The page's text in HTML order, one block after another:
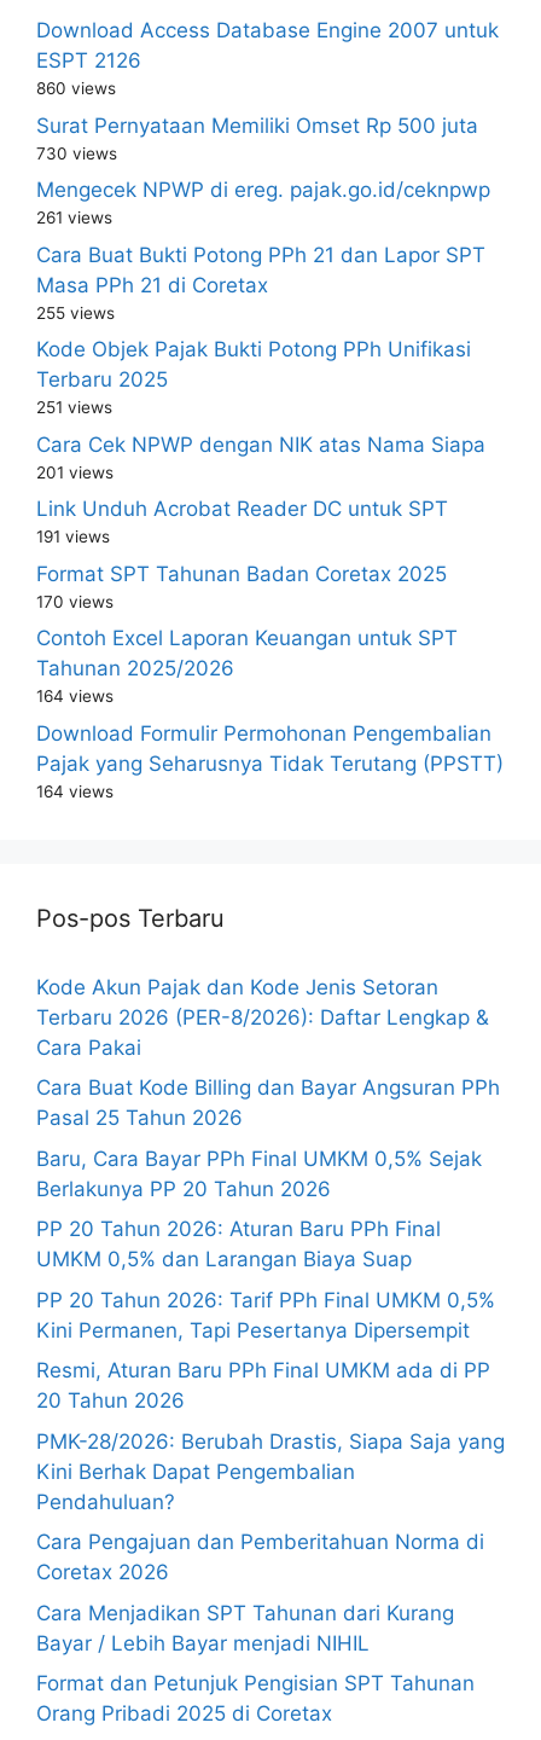
Download Access Database Engine 2007 untuk
ESPT 2126
860 views
Surat Pernyataan Memiliki Omset Rp 500 juta
730 views
Mengecek NPWP di ereg. pajak.go.id/ceknpwp
261 views
Cara Buat Bukti Potong PPh 21 dan Lapor SPT
Masa PPh 21 di Coretax
255 views
Kode Objek Pajak Bukti Potong PPh Unifikasi
Terbaru 2025
251 views
Cara Cek NPWP dengan NIK atas Nama Siapa
201 views
Link Unduh Acrobat Reader DC untuk SPT
191 views
Format SPT Tahunan Badan Coretax 2025
170 views
Contoh Excel Laporan Keuangan untuk SPT
Tahunan 2025/2026
164 views
Download Formulir Permohonan Pengembalian
Pajak yang Seharusnya Tidak Terutang (PPSTT)
164 views
Pos-pos Terbaru
Kode Akun Pajak dan Kode Jenis Setoran
Terbaru 2026 (PER-8/2026): Daftar Lengkap &
Cara Pakai
Cara Buat Kode Billing dan Bayar Angsuran PPh
Pasal 25 Tahun 2026
Baru, Cara Bayar PPh Final UMKM 0,5% Sejak
Berlakunya PP 20 Tahun 2026
PP 20 Tahun 2026: Aturan Baru PPh Final
UMKM 0,5% dan Larangan Biaya Suap
PP 20 Tahun 2026: Tarif PPh Final UMKM 0,5%
Kini Permanen, Tapi Pesertanya Dipersempit
Resmi, Aturan Baru PPh Final UMKM ada di PP
20 Tahun 2026
PMK-28/2026: Berubah Drastis, Siapa Saja yang
Kini Berhak Dapat Pengembalian
Pendahuluan?
Cara Pengajuan dan Pemberitahuan Norma di
Coretax 2026
Cara Menjadikan SPT Tahunan dari Kurang
Bayar / Lebih Bayar menjadi NIHIL
Format dan Petunjuk Pengisian SPT Tahunan
Orang Pribadi 2025 di Coretax